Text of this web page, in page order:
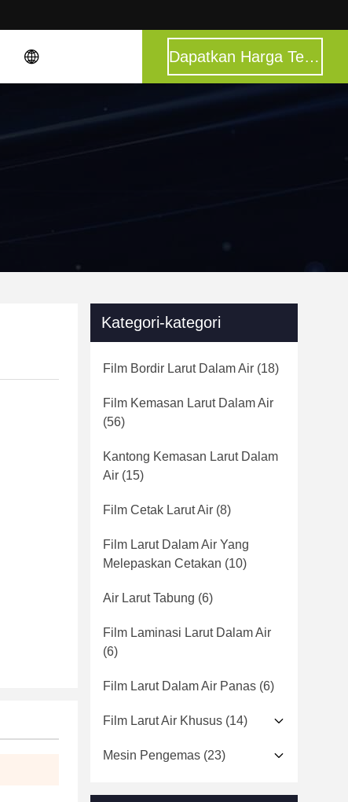
Dapatkan Harga Terbaik
Kategori-kategori
Film Bordir Larut Dalam Air (18)
Film Kemasan Larut Dalam Air
(56)
Kantong Kemasan Larut Dalam
Air (15)
Film Cetak Larut Air (8)
Film Larut Dalam Air Yang
Melepaskan Cetakan (10)
Air Larut Tabung (6)
Film Laminasi Larut Dalam Air
(6)
Film Larut Dalam Air Panas (6)
Film Larut Air Khusus (14)
Mesin Pengemas (23)